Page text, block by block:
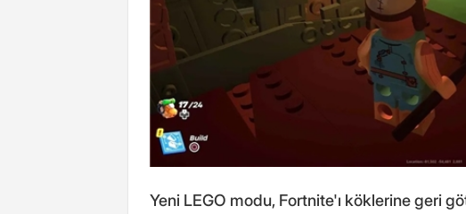
Yeni LEGO modu, Fortnite'ı köklerine geri